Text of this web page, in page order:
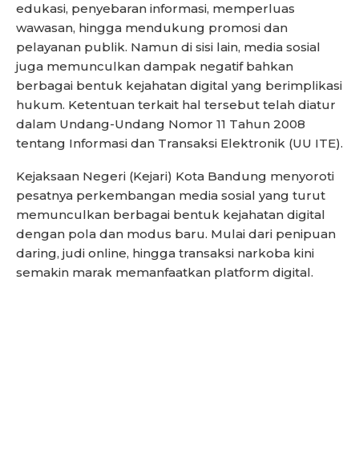
edukasi, penyebaran informasi, memperluas
wawasan, hingga mendukung promosi dan
pelayanan publik. Namun di sisi lain, media sosial
juga memunculkan dampak negatif bahkan
berbagai bentuk kejahatan digital yang berimplikasi
hukum. Ketentuan terkait hal tersebut telah diatur
dalam Undang-Undang Nomor 11 Tahun 2008
tentang Informasi dan Transaksi Elektronik (UU ITE).
Kejaksaan Negeri (Kejari) Kota Bandung menyoroti
pesatnya perkembangan media sosial yang turut
memunculkan berbagai bentuk kejahatan digital
dengan pola dan modus baru. Mulai dari penipuan
daring, judi online, hingga transaksi narkoba kini
semakin marak memanfaatkan platform digital.